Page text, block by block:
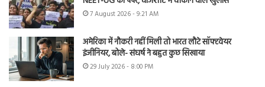
7 August 2026 - 9:21 AM
अमेरिका में नौकरी नहीं मिली तो भारत लौटे सॉफ्टवेयर
इंजीनियर, बोले- संघर्ष ने बहुत कुछ सिखाया
29 July 2026 - 8:00 PM